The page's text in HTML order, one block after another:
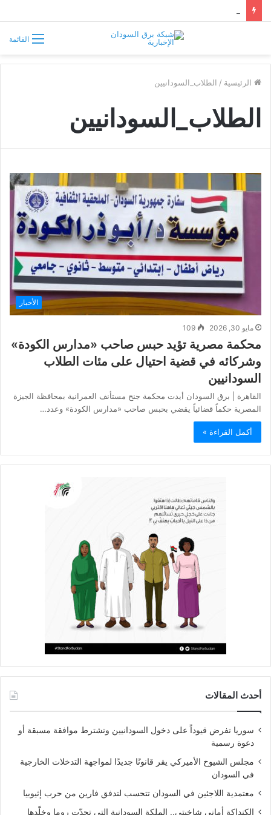
القائمة
الرئيسية / الطلاب_السودانيين
الطلاب_السودانيين
الأخبار
مايو 30, 2026 109
محكمة مصرية تؤيد حبس صاحب «مدارس الكودة»
وشركائه في قضية احتيال على مئات الطلاب
السودانيين
القاهرة | برق السودان أيدت محكمة جنح مستأنف العمرانية بمحافظة الجيزة
المصرية حكماً قضائياً يقضي بحبس صاحب «مدارس الكودة» وعدد…
أكمل القراءة »
أحدث المقالات
سوريا تفرض قيوداً على دخول السودانيين وتشترط موافقة مسبقة أو
دعوة رسمية
مجلس الشيوخ الأميركي يقر قانونًا جديدًا لمواجهة التدخلات الخارجية
في السودان
معتمدية اللاجئين في السودان تتحسب لتدفق فارين من حرب إثيوبيا
الكنداكة أماني شاخيتي.. الملكة السودانية التي تحدّت روما وخلّدها